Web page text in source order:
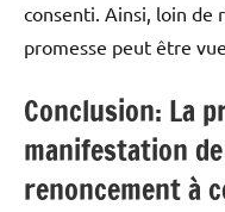
consenti. Ainsi, loin de
promesse peut être
Conclusion: La
manifestation
renoncement à